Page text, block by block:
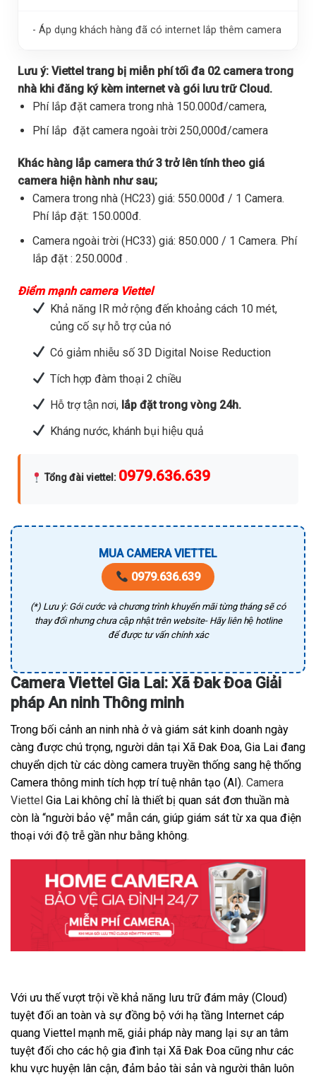
- Áp dụng khách hàng đã có internet lắp thêm camera
Lưu ý: Viettel trang bị miễn phí tối đa 02 camera trong
nhà khi đăng ký kèm internet và gói lưu trữ Cloud.
Phí lắp đặt camera trong nhà 150.000đ/camera,
Phí lắp đặt camera ngoài trời 250,000đ/camera
Khác hàng lắp camera thứ 3 trở lên tính theo giá
camera hiện hành như sau;
Camera trong nhà (HC23) giá: 550.000đ / 1 Camera.
Phí lắp đặt: 150.000đ.
Camera ngoài trời (HC33) giá: 850.000 / 1 Camera. Phí
lắp đặt : 250.000đ .
Điểm mạnh camera Viettel
Khả năng IR mở rộng đến khoảng cách 10 mét,
củng cố sự hỗ trợ của nó
Có giảm nhiễu số 3D Digital Noise Reduction
Tích hợp đàm thoại 2 chiều
Hỗ trợ tận nơi,lắp đặt trong vòng 24h.
Kháng nước, khánh bụi hiệu quả
Tổng đài viettel : 0979.636.639
MUA CAMERA VIETTEL
0979.636.639
(*) Lưu ý: Gói cước và chương trình khuyến mãi từng tháng sẽ có
thay đổi nhưng chưa cập nhật trên website- Hãy liên hệ hotline
để được tư vấn chính xác
Camera Viettel Gia Lai: Xã Đak Đoa Giải
pháp An ninh Thông minh
Trong bối cảnh an ninh nhà ở và giám sát kinh doanh ngày
càng được chú trọng, người dân tại Xã Đak Đoa, Gia Lai đang
chuyển dịch từ các dòng camera truyền thống sang hệ thống
Camera thông minh tích hợp trí tuệ nhân tạo (AI). Camera
Viettel Gia Lai không chỉ là thiết bị quan sát đơn thuần mà
còn là “người bảo vệ” mẫn cán, giúp giám sát từ xa qua điện
thoại với độ trễ gần như bằng không.
Với ưu thế vượt trội về khả năng lưu trữ đám mây (Cloud)
tuyệt đối an toàn và sự đồng bộ với hạ tầng Internet cáp
quang Viettel mạnh mẽ, giải pháp này mang lại sự an tâm
tuyệt đối cho các hộ gia đình tại Xã Đak Đoa cũng như các
khu vực huyện lân cận, đảm bảo tài sản và người thân luôn